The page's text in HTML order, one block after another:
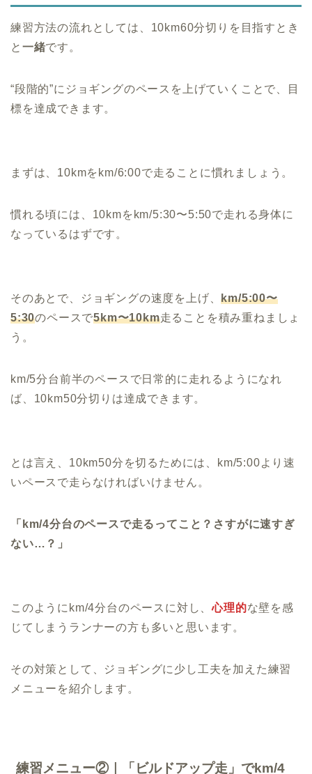
練習方法の流れとしては、10km60分切りを目指すとき
と 一緒です。
“段階的”にジョギングのペースを上げていくことで、目
標を達成できます。
まずは、10kmをkm/6:00で走ることに慣れましょう。
慣れる頃には、10kmをkm/5:30〜5:50で走れる身体に
なっているはずです。
そのあとで、ジョギングの速度を上げ、km/5:00〜
5:30のペースで5km〜10km走ることを積み重ねましょ
う。
km/5分台前半のペースで日常的に走れるようになれ
ば、10km50分切りは達成できます。
とは言え、10km50分を切るためには、km/5:00より速
いペースで走らなければいけません。
「km/4分台のペースで走るってこと？さすがに速すぎ
ない…？」
このようにkm/4分台のペースに対し、心理的な壁を感
じてしまうランナーの方も多いと思います。
その対策として、ジョギングに少し工夫を加えた練習
メニューを紹介します。
練習メニュー②｜「ビルドアップ走」でkm/4